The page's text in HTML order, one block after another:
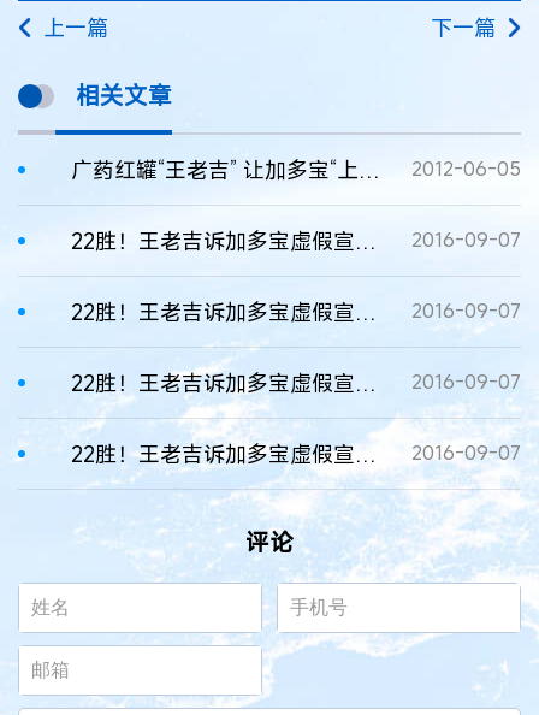
上一篇 下一篇
相关文章
广药红罐“王老吉” 让加多宝“上火” 2012-06-05
22胜！王老吉诉加多宝虚假宣传案二审胜诉，加多宝赔偿600万 2016-09-07
22胜！王老吉诉加多宝虚假宣传案二审胜诉，加多宝赔偿600万 2016-09-07
22胜！王老吉诉加多宝虚假宣传案二审胜诉，加多宝赔偿600万 2016-09-07
22胜！王老吉诉加多宝虚假宣传案二审胜诉，加多宝赔偿600万 2016-09-07
评论